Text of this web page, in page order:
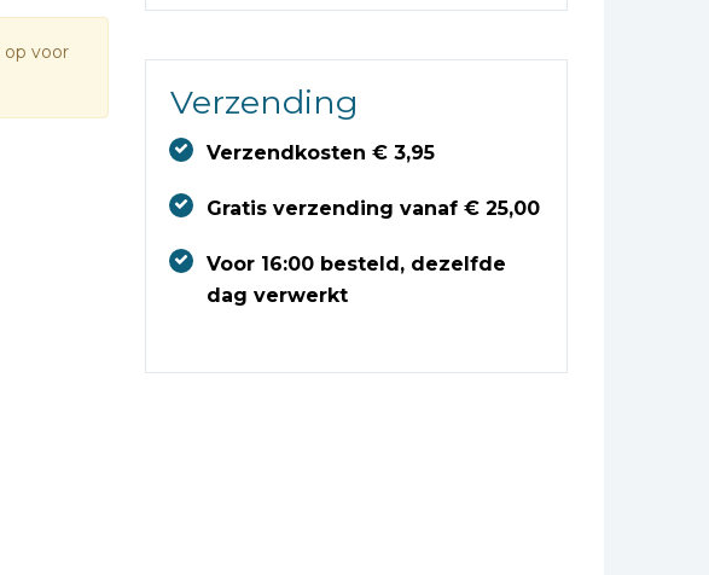
op voor
Verzending
Verzendkosten € 3,95
Gratis verzending vanaf € 25,00
Voor 16:00 besteld, dezelfde
dag verwerkt